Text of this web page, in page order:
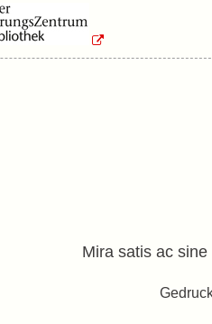
Mira satis ac